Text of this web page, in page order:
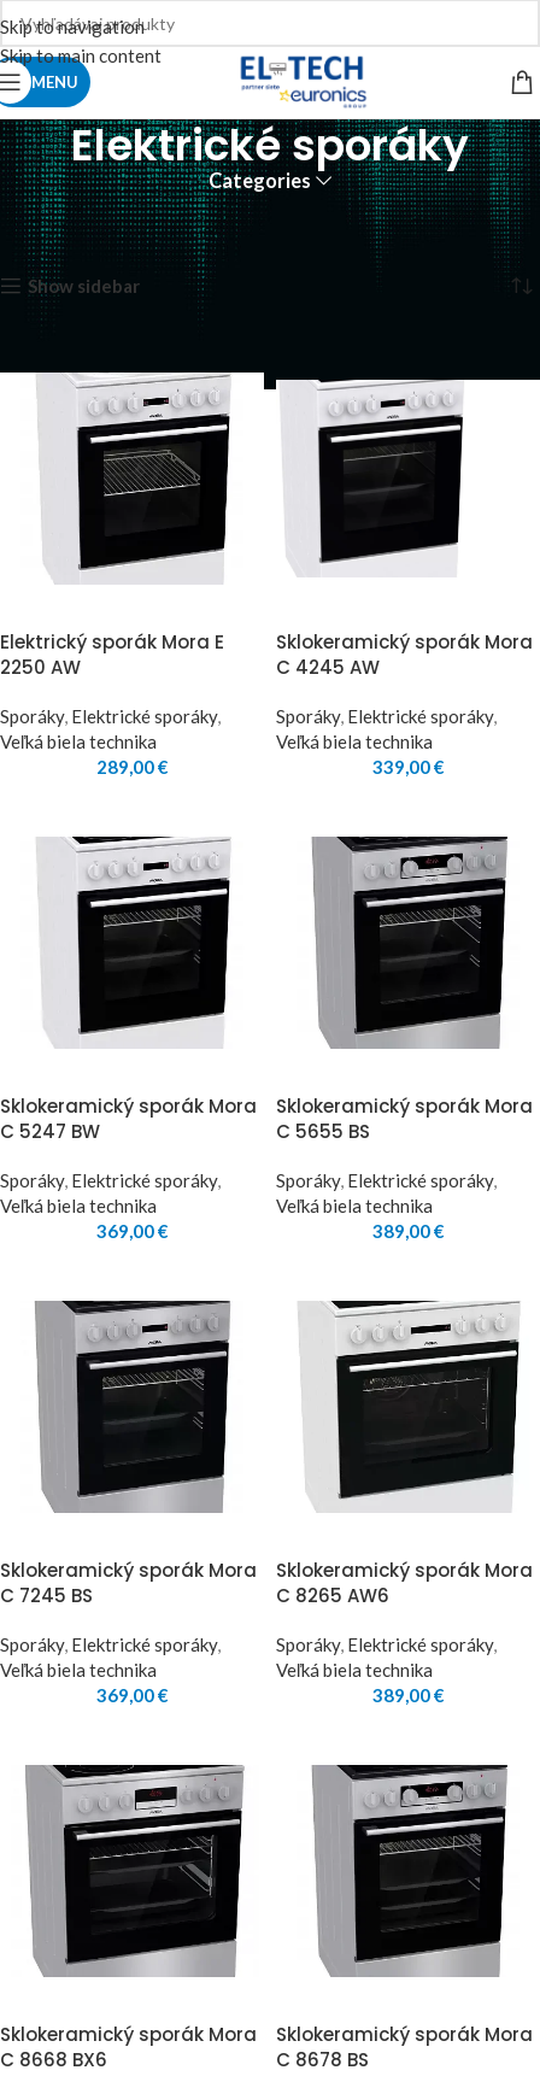
Skip to navigation
Skip to main content
MENU
Elektrické sporáky
Categories
Domov Veľká biela technika Sporáky
Elektrické sporáky
Zobrazuje sa 9 výsledkov
Show sidebar
Elektrický sporák Mora E
2250 AW
Sporáky, Elektrické sporáky,
Veľká biela technika
289,00€
Sklokeramický sporák Mora
C 4245 AW
Sporáky, Elektrické sporáky,
Veľká biela technika
339,00€
Sklokeramický sporák Mora
C 5247 BW
Sporáky, Elektrické sporáky,
Veľká biela technika
369,00€
Sklokeramický sporák Mora
C 5655 BS
Sporáky, Elektrické sporáky,
Veľká biela technika
389,00€
Sklokeramický sporák Mora
C 7245 BS
Sporáky, Elektrické sporáky,
Veľká biela technika
369,00€
Sklokeramický sporák Mora
C 8265 AW6
Sporáky, Elektrické sporáky,
Veľká biela technika
389,00€
Sklokeramický sporák Mora
C 8668 BX6
Sklokeramický sporák Mora
C 8678 BS